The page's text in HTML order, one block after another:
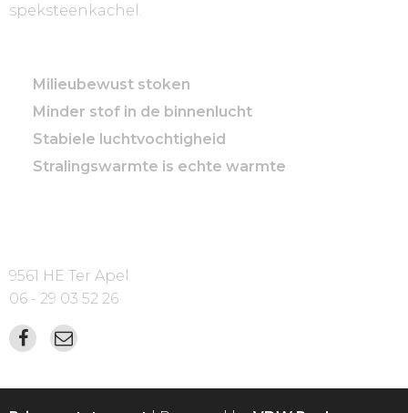
speksteenkachel.
Milieubewust stoken
Minder stof in de binnenlucht
Stabiele luchtvochtigheid
Stralingswarmte is echte warmte
9561 HE Ter Apel
06 - 29 03 52 26